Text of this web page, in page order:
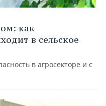
как
в сельское
в агросекторе и с